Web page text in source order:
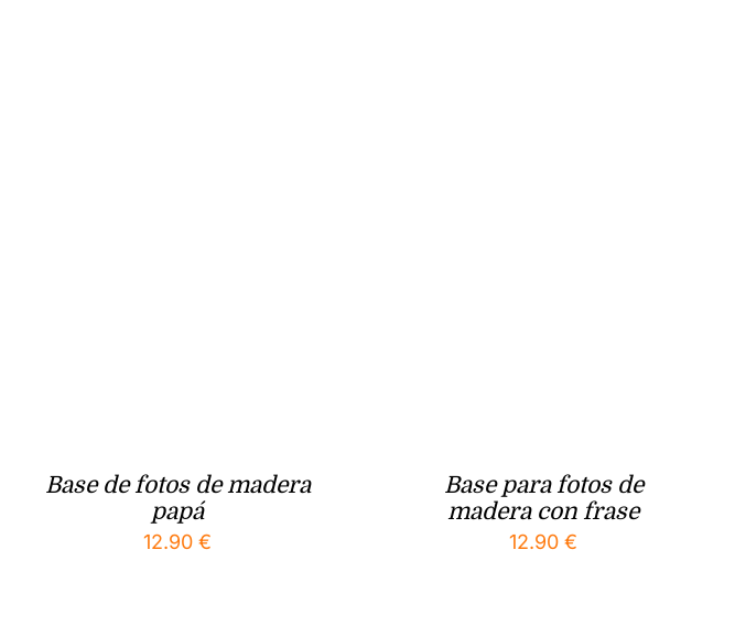
Base de fotos de madera
papá
12.90€
Base para fotos de
madera con frase
12.90€